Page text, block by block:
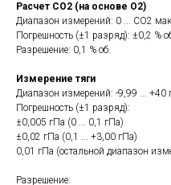
Расчет CO2 (на основе O2)
Диапазон измерений: 0 ... CO2
Погрешность (±1 разряд): ±0,2 %
Разрешение: 0,1 % об.
Измерение тяги
Диапазон измерений: -9,99 ... +40
Погрешность (±1 разряд):
±0,005 гПа (0 ... 0,1 гПа)
±0,02 гПа (0,1 ... +3,00 гПа)
0,01 гПа (остальной диапазон
Разрешение: